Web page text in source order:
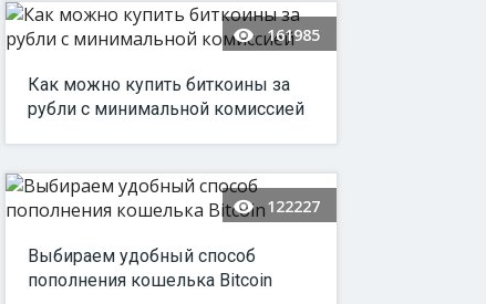
161985
Как можно купить биткоины за
рубли с минимальной комиссией
122227
Выбираем удобный способ
пополнения кошелька Bitcoin